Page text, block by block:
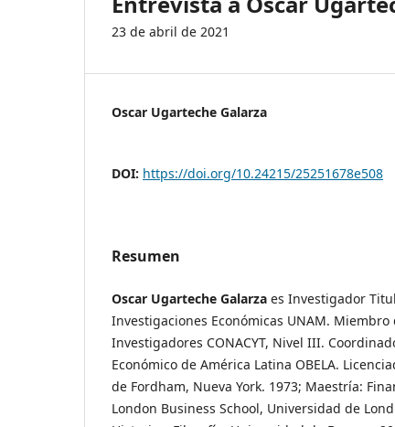
23 de abril de 2021
Oscar Ugarteche Galarza
DOI: https://doi.org/10.24215/25251678e508
Resumen
Oscar Ugarteche Galarza es Investigador
Investigaciones Económicas UNAM.
Investigadores CONACYT, Nivel III.
Económico de América Latina OBELA.
de Fordham, Nueva York. 1973; Maestría:
London Business School, Universidad de